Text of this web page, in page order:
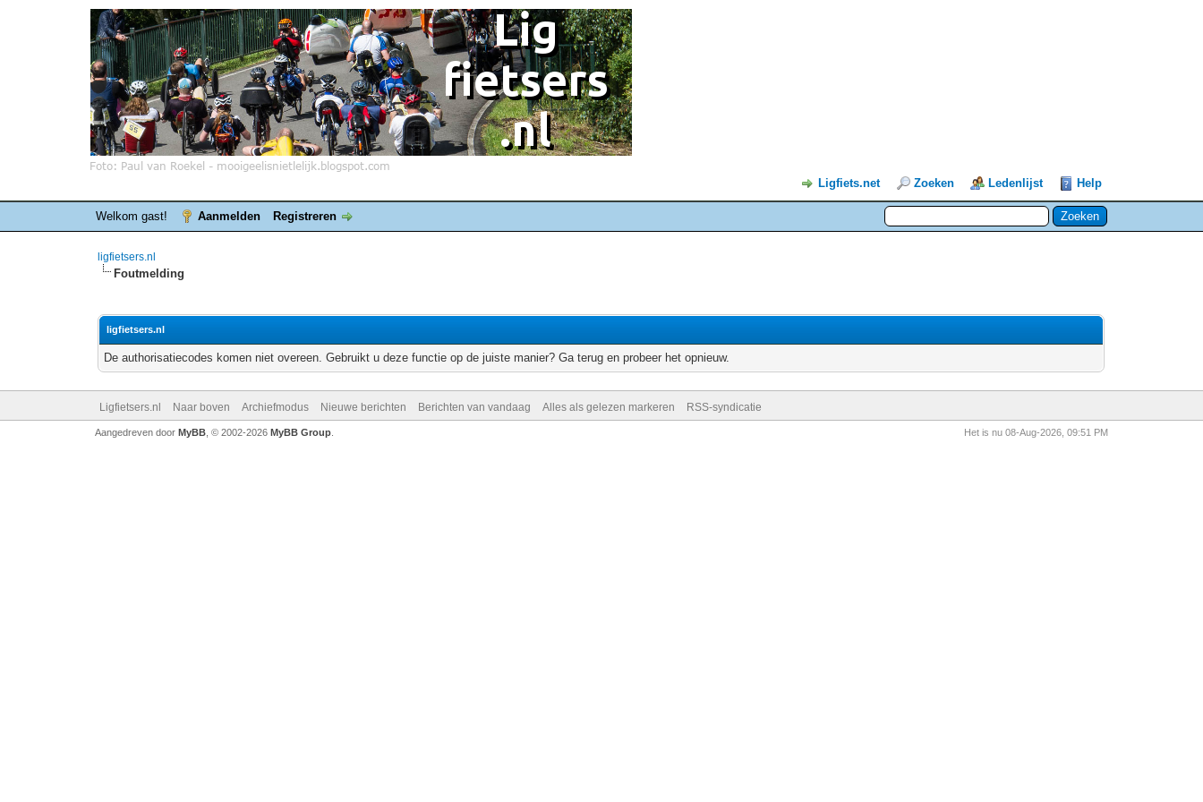
Ligfiets.net Zoeken Ledenlijst Help
Welkom gast! Aanmelden Registreren
ligfietsers.nl
Foutmelding
ligfietsers.nl
De authorisatiecodes komen niet overeen. Gebruikt u deze functie op de juiste manier? Ga terug en probeer het opnieuw.
Ligfietsers.nl Naar boven Archiefmodus Nieuwe berichten Berichten van vandaag Alles als gelezen markeren RSS-syndicatie
Het is nu 08-Aug-2026, 09:51 PM
Aangedreven door MyBB, © 2002-2026 MyBB Group.